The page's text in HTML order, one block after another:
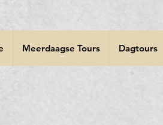
Meerdaagse Tours Dagtours